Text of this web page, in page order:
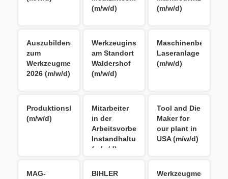
(m/w/d)
(m/w/d)
Auszubildender
zum
Werkzeugmechaniker
2026 (m/w/d)
Werkzeuginstandhalter
am Standort
Waldershof
(m/w/d)
Maschinenbediener
Laseranlage
(m/w/d)
Produktionshelfer
(m/w/d)
Mitarbeiter
in der
Arbeitsvorbereitung
Instandhaltung
(m/w/d)
Tool and Die
Maker for
our plant in
USA (m/w/d)
MAG- BIHLER